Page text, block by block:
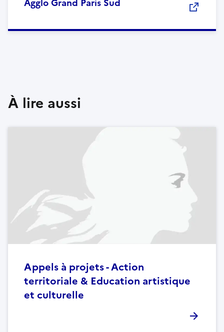
À lire aussi
Appels à projets - Action
territoriale & Education artistique
et culturelle